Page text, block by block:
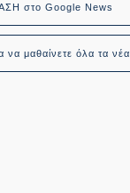
στο Google News
μαθαίνετε όλα τα νέα